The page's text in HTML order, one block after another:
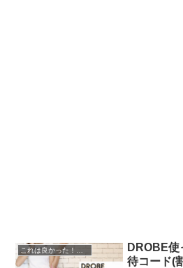
これは良かった！を叫びたい
DROBE使
待コード(